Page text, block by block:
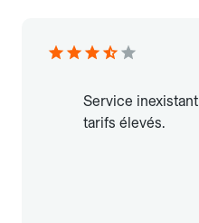
Service
tarifs élevés.